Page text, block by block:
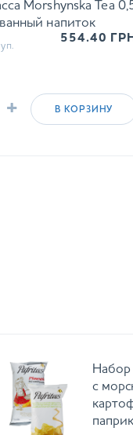
Morshynska Tea
напиток
554.40 ГРН
+ В КОРЗИНУ
Набор
с